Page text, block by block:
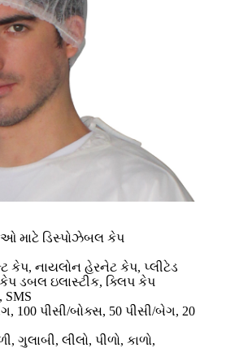
માટે ડિસ્પોઝેબલ કેપ
કેપ, નાયલોન હેરનેટ કેપ, પ્લીટેડ
કેપ ડબલ ઇલાસ્ટીક, ક્લિપ કેપ
SMS
100 પીસી/બોક્સ, 50 પીસી/બેગ, 20
ગુલાબી, લીલો, પીળો, કાળો,